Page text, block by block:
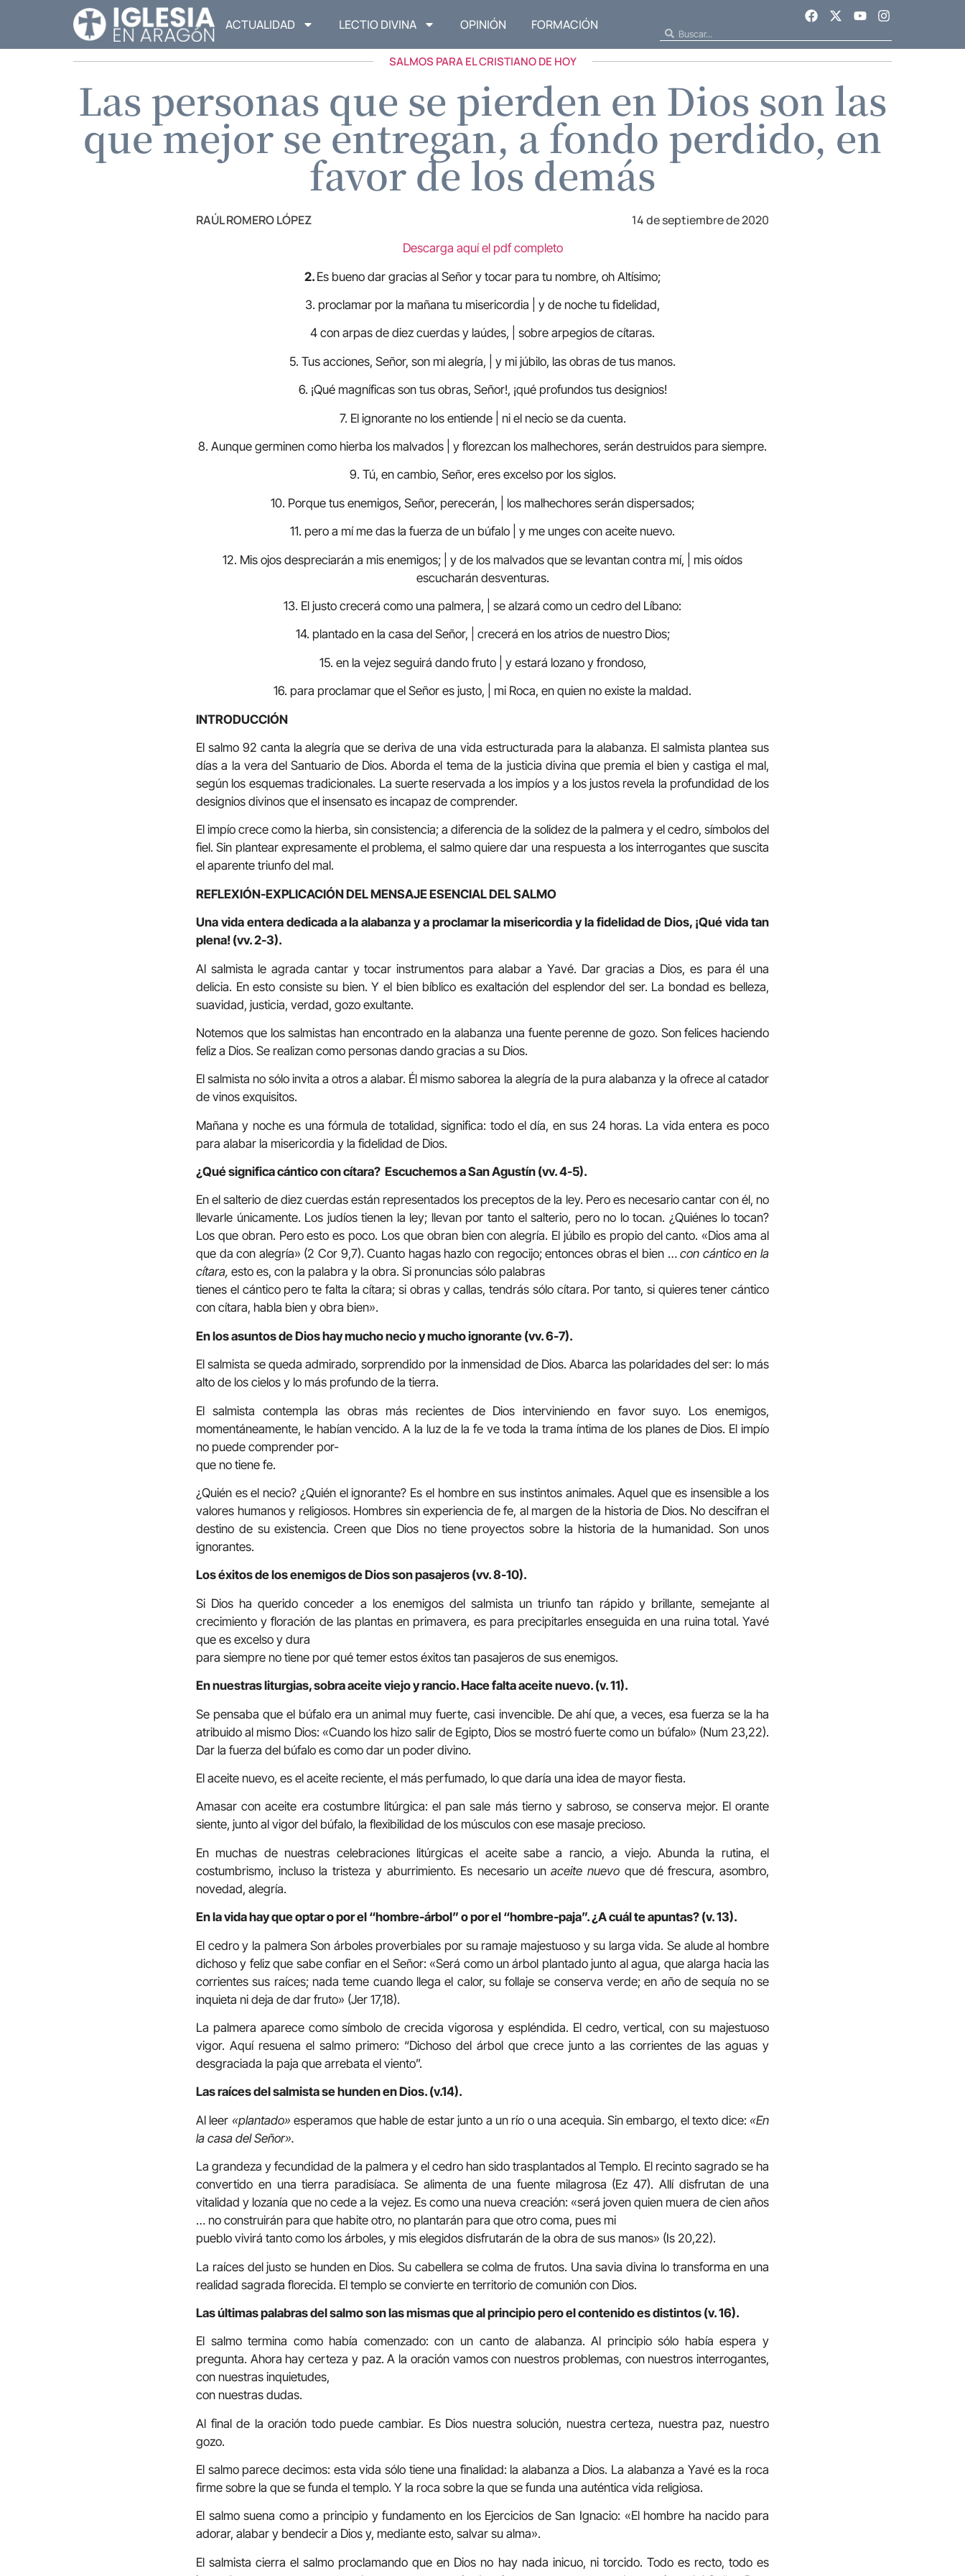
ACTUALIDAD LECTIO DIVINA OPINIÓN FORMACIÓN
SALMOS PARA EL CRISTIANO DE HOY
Las personas que se pierden en Dios son las
que mejor se entregan, a fondo perdido, en
favor de los demás
RAÚL ROMERO LÓPEZ 14 de septiembre de 2020
Descarga aquí el pdf completo
2. Es bueno dar gracias al Señor y tocar para tu nombre, oh Altísimo;
3. proclamar por la mañana tu misericordia | y de noche tu fidelidad,
4 con arpas de diez cuerdas y laúdes, | sobre arpegios de cítaras.
5. Tus acciones, Señor, son mi alegría, | y mi júbilo, las obras de tus manos.
6. ¡Qué magníficas son tus obras, Señor!, ¡qué profundos tus designios!
7. El ignorante no los entiende | ni el necio se da cuenta.
8. Aunque germinen como hierba los malvados | y florezcan los malhechores, serán destruidos para siempre.
9. Tú, en cambio, Señor, eres excelso por los siglos.
10. Porque tus enemigos, Señor, perecerán, | los malhechores serán dispersados;
11. pero a mí me das la fuerza de un búfalo | y me unges con aceite nuevo.
12. Mis ojos despreciarán a mis enemigos; | y de los malvados que se levantan contra mí, | mis oídos
escucharán desventuras.
13. El justo crecerá como una palmera, | se alzará como un cedro del Líbano:
14. plantado en la casa del Señor, | crecerá en los atrios de nuestro Dios;
15. en la vejez seguirá dando fruto | y estará lozano y frondoso,
16. para proclamar que el Señor es justo, | mi Roca, en quien no existe la maldad.
INTRODUCCIÓN
El salmo 92 canta la alegría que se deriva de una vida estructurada para la alabanza. El salmista plantea sus
días a la vera del Santuario de Dios. Aborda el tema de la justicia divina que premia el bien y castiga el mal,
según los esquemas tradicionales. La suerte reservada a los impíos y a los justos revela la profundidad de los
designios divinos que el insensato es incapaz de comprender.
El impío crece como la hierba, sin consistencia; a diferencia de la solidez de la palmera y el cedro, símbolos del
fiel. Sin plantear expresamente el problema, el salmo quiere dar una respuesta a los interrogantes que suscita
el aparente triunfo del mal.
REFLEXIÓN-EXPLICACIÓN DEL MENSAJE ESENCIAL DEL SALMO
Una vida entera dedicada a la alabanza y a proclamar la misericordia y la fidelidad de Dios, ¡Qué vida tan
plena! (vv. 2-3).
Al salmista le agrada cantar y tocar instrumentos para alabar a Yavé. Dar gracias a Dios, es para él una
delicia. En esto consiste su bien. Y el bien bíblico es exaltación del esplendor del ser. La bondad es belleza,
suavidad, justicia, verdad, gozo exultante.
Notemos que los salmistas han encontrado en la alabanza una fuente perenne de gozo. Son felices haciendo
feliz a Dios. Se realizan como personas dando gracias a su Dios.
El salmista no sólo invita a otros a alabar. Él mismo saborea la alegría de la pura alabanza y la ofrece al catador
de vinos exquisitos.
Mañana y noche es una fórmula de totalidad, significa: todo el día, en sus 24 horas. La vida entera es poco
para alabar la misericordia y la fidelidad de Dios.
¿Qué significa cántico con cítara? Escuchemos a San Agustín (vv. 4-5).
En el salterio de diez cuerdas están representados los preceptos de la ley. Pero es necesario cantar con él, no
llevarle únicamente. Los judíos tienen la ley; llevan por tanto el salterio, pero no lo tocan. ¿Quiénes lo tocan?
Los que obran. Pero esto es poco. Los que obran bien con alegría. El júbilo es propio del canto. «Dios ama al
que da con alegría» (2 Cor 9,7). Cuanto hagas hazlo con regocijo; entonces obras el bien …con cántico en la
cítara, esto es, con la palabra y la obra. Si pronuncias sólo palabras
tienes el cántico pero te falta la cítara; si obras y callas, tendrás sólo cítara. Por tanto, si quieres tener cántico
con cítara, habla bien y obra bien».
En los asuntos de Dios hay mucho necio y mucho ignorante (vv. 6-7).
El salmista se queda admirado, sorprendido por la inmensidad de Dios. Abarca las polaridades del ser: lo más
alto de los cielos y lo más profundo de la tierra.
El salmista contempla las obras más recientes de Dios interviniendo en favor suyo. Los enemigos,
momentáneamente, le habían vencido. A la luz de la fe ve toda la trama íntima de los planes de Dios. El impío
no puede comprender por-
que no tiene fe.
¿Quién es el necio? ¿Quién el ignorante? Es el hombre en sus instintos animales. Aquel que es insensible a los
valores humanos y religiosos. Hombres sin experiencia de fe, al margen de la historia de Dios. No descifran el
destino de su existencia. Creen que Dios no tiene proyectos sobre la historia de la humanidad. Son unos
ignorantes.
Los éxitos de los enemigos de Dios son pasajeros (vv. 8-10).
Si Dios ha querido conceder a los enemigos del salmista un triunfo tan rápido y brillante, semejante al
crecimiento y floración de las plantas en primavera, es para precipitarles enseguida en una ruina total. Yavé
que es excelso y dura
para siempre no tiene por qué temer estos éxitos tan pasajeros de sus enemigos.
En nuestras liturgias, sobra aceite viejo y rancio. Hace falta aceite nuevo. (v. 11).
Se pensaba que el búfalo era un animal muy fuerte, casi invencible. De ahí que, a veces, esa fuerza se la ha
atribuido al mismo Dios: «Cuando los hizo salir de Egipto, Dios se mostró fuerte como un búfalo» (Num 23,22).
Dar la fuerza del búfalo es como dar un poder divino.
El aceite nuevo, es el aceite reciente, el más perfumado, lo que daría una idea de mayor fiesta.
Amasar con aceite era costumbre litúrgica: el pan sale más tierno y sabroso, se conserva mejor. El orante
siente, junto al vigor del búfalo, la flexibilidad de los músculos con ese masaje precioso.
En muchas de nuestras celebraciones litúrgicas el aceite sabe a rancio, a viejo. Abunda la rutina, el
costumbrismo, incluso la tristeza y aburrimiento. Es necesario unaceite nuevo que dé frescura, asombro,
novedad, alegría.
En la vida hay que optar o por el “hombre-árbol” o por el “hombre-paja”. ¿A cuál te apuntas? (v. 13).
El cedro y la palmera Son árboles proverbiales por su ramaje majestuoso y su larga vida. Se alude al hombre
dichoso y feliz que sabe confiar en el Señor: «Será como un árbol plantado junto al agua, que alarga hacia las
corrientes sus raíces; nada teme cuando llega el calor, su follaje se conserva verde; en año de sequía no se
inquieta ni deja de dar fruto» (Jer 17,18).
La palmera aparece como símbolo de crecida vigorosa y espléndida. El cedro, vertical, con su majestuoso
vigor. Aquí resuena el salmo primero: “Dichoso del árbol que crece junto a las corrientes de las aguas y
desgraciada la paja que arrebata el viento”.
Las raíces del salmista se hunden en Dios. (v.14).
Al leer «plantado»esperamos que hable de estar junto a un río o una acequia. Sin embargo, el texto dice: «En
la casa del Señor».
La grandeza y fecundidad de la palmera y el cedro han sido trasplantados al Templo. El recinto sagrado se ha
convertido en una tierra paradisíaca. Se alimenta de una fuente milagrosa (Ez 47). Allí disfrutan de una
vitalidad y lozanía que no cede a la vejez. Es como una nueva creación: «será joven quien muera de cien años
… no construirán para que habite otro, no plantarán para que otro coma, pues mi
pueblo vivirá tanto como los árboles, y mis elegidos disfrutarán de la obra de sus manos» (Is 20,22).
La raíces del justo se hunden en Dios. Su cabellera se colma de frutos. Una savia divina lo transforma en una
realidad sagrada florecida. El templo se convierte en territorio de comunión con Dios.
Las últimas palabras del salmo son las mismas que al principio pero el contenido es distintos (v. 16).
El salmo termina como había comenzado: con un canto de alabanza. Al principio sólo había espera y
pregunta. Ahora hay certeza y paz. A la oración vamos con nuestros problemas, con nuestros interrogantes,
con nuestras inquietudes,
con nuestras dudas.
Al final de la oración todo puede cambiar. Es Dios nuestra solución, nuestra certeza, nuestra paz, nuestro
gozo.
El salmo parece decimos: esta vida sólo tiene una finalidad: la alabanza a Dios. La alabanza a Yavé es la roca
firme sobre la que se funda el templo. Y la roca sobre la que se funda una auténtica vida religiosa.
El salmo suena como a principio y fundamento en los Ejercicios de San Ignacio: «El hombre ha nacido para
adorar, alabar y bendecir a Dios y, mediante esto, salvar su alma».
El salmista cierra el salmo proclamando que en Dios no hay nada inicuo, ni torcido. Todo es recto, todo es